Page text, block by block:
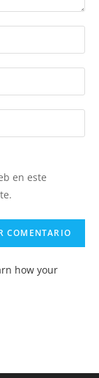
en este
how your